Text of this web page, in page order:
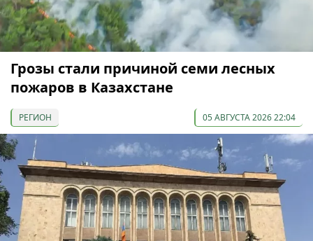
Грозы стали причиной семи лесных
пожаров в Казахстане
РЕГИОН 05 АВГУСТА 2026 22:04